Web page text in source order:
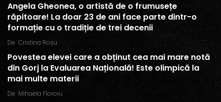
Angela Gheonea, o artistă de o frumusețe
răpitoare! La doar 23 de ani face parte dintr-o
formație cu o tradiție de trei decenii
De Cristina Roșu
Povestea elevei care a obținut cea mai mare notă
din Gorj la Evaluarea Națională! Este olimpică la
mai multe materii
De Mihaela Floroiu